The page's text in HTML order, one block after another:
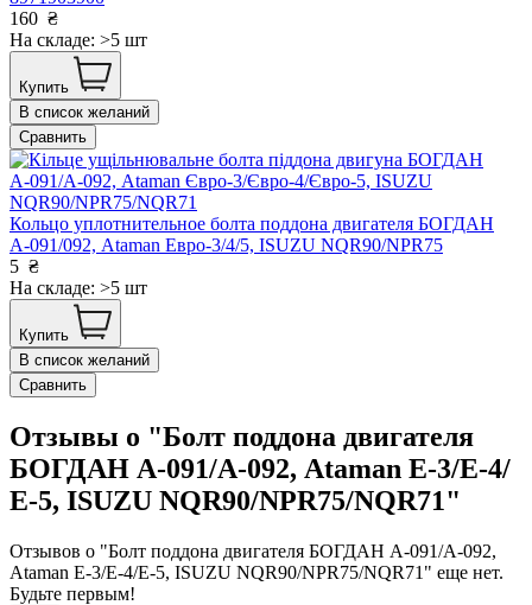
160 ₴
На складе: >5 шт
Купить
В список желаний
Сравнить
Кольцо уплотнительное болта поддона двигателя БОГДАН
А-091/092, Ataman Евро-3/4/5, ISUZU NQR90/NPR75
5 ₴
На складе: >5 шт
Купить
В список желаний
Сравнить
Отзывы о "Болт поддона двигателя
БОГДАН А-091/А-092, Ataman Е-3/Е-4/
Е-5, ISUZU NQR90/NPR75/NQR71"
Отзывов о "Болт поддона двигателя БОГДАН А-091/А-092,
Ataman Е-3/Е-4/Е-5, ISUZU NQR90/NPR75/NQR71" еще нет.
Будьте первым!